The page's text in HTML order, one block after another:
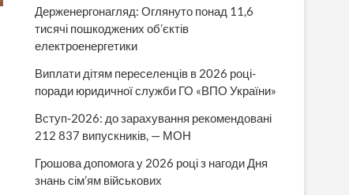
Держенергонагляд: Оглянуто понад 11,6
тисячі пошкоджених об’єктів
електроенергетики
Виплати дітям переселенців в 2026 році-
поради юридичної служби ГО «ВПО України»
Вступ-2026: до зарахування рекомендовані
212 837 випускників, — МОН
Грошова допомога у 2026 році з нагоди Дня
знань сім’ям військових